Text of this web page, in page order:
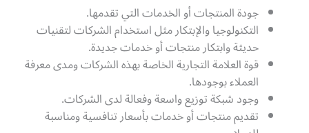
جودة المنتجات أو الخدمات التي تقدمها.
التكنولوجيا والإبتكار مثل استخدام الشركات لتقنيات
حديثة وابتكار منتجات أو خدمات جديدة.
قوة العلامة التجارية الخاصة بهذه الشركات ومدى معرفة
العملاء بوجودها.
وجود شبكة توزيع واسعة وفعالة لدى الشركات.
تقديم منتجات أو خدمات بأسعار تنافسية ومناسبة